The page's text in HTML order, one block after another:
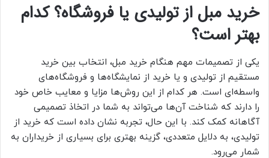
خرید مبل از تولیدی یا فروشگاه؟ کدام
بهتر است؟
یکی از تصمیمات مهم هنگام خرید مبل، انتخاب بین خرید
مستقیم از تولیدی و یا خرید از نمایشگاه‌ها و فروشگاه‌های
واسطه‌ای است. هر کدام از این روش‌ها مزایا و معایب خاص خود
را دارند که شناخت آن‌ها می‌تواند به شما در اتخاذ تصمیمی
آگاهانه کمک کند. با این حال، تجربه نشان داده است که خرید از
تولیدی، به دلایل متعددی، گزینه بهتری برای بسیاری از خریداران به
شمار می‌رود.